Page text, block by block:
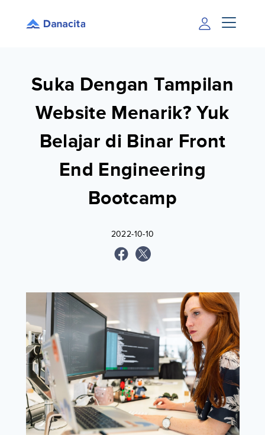
Suka Dengan Tampilan
Website Menarik? Yuk
Belajar di Binar Front
End Engineering
Bootcamp
2022-10-10